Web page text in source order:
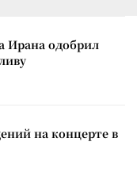
Ирана одобрил
на концерте в